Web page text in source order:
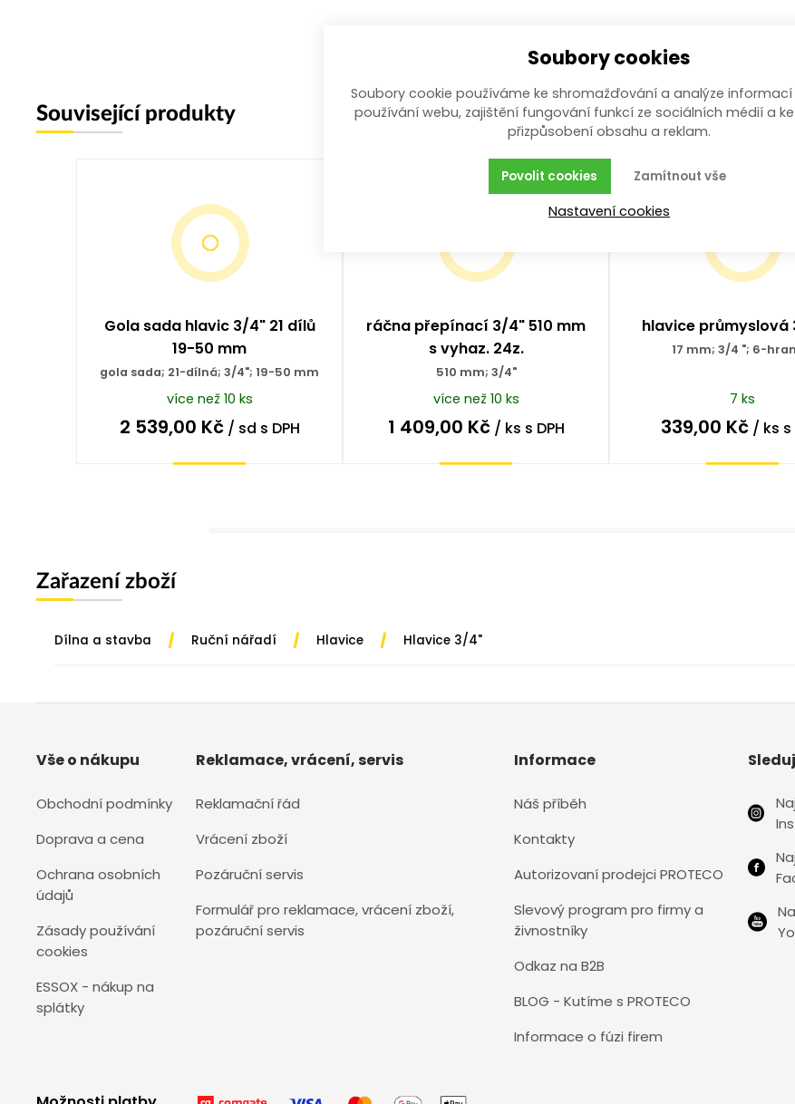
Související produkty
Gola sada hlavic 3/4" 21 dílů
19-50 mm
gola sada; 21-dílná; 3/4"; 19-50 mm
více než 10 ks
2 539,00 Kč/ sd s DPH
ráčna přepínací 3/4" 510 mm
s vyhaz. 24z.
510 mm; 3/4"
více než 10 ks
1 409,00 Kč/ ks s DPH
hlavice průmyslová
17 mm; 3/4 "; 6-
7 ks
339,00 Kč / ks s
Zařazení zboží
Dílna a stavba / Ruční nářadí / Hlavice / Hlavice 3/4"
Vše o nákupu
Obchodní podmínky
Doprava a cena
Ochrana osobních
údajů
Zásady používání
cookies
ESSOX - nákup na
splátky
Reklamace, vrácení, servis
Reklamační řád
Vrácení zboží
Pozáruční servis
Formulář pro reklamace, vrácení zboží,
pozáruční servis
Informace
Náš příběh
Kontakty
Autorizovaní prodejci PROTECO
Slevový program pro firmy a
živnostníky
Odkaz na B2B
BLOG - Kutíme s PROTECO
Informace o fúzi firem
Soubory cookies
Soubory cookie používáme ke shromažďování a analýze informací
používání webu, zajištění fungování funkcí ze sociálních médií a
přizpůsobení obsahu a reklam.
Zamítnout vše
Povolit cookies
Nastavení cookies